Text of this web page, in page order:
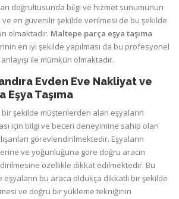
doğrultusunda bilgi ve hizmet sunumunun
ve en güvenilir şekilde verilmesi de bu şekilde
olmaktadır. Maltepe parça eşya taşıma
en iyi şekilde yapılması da bu profesyonel
ile mümkün olmaktadır.
Evden Eve Nakliyat ve
Eşya Taşıma
bir şekilde müşterilerden alan eşyaların
için bilgi ve beceri deneyimine sahip olan
görevlendirilmektedir. Eşyaların
ve yoğunluğuna göre doğru aracın
özellikle dikkat edilmektedir. Bu
eşyaların bu araca oldukça dikkatli bir şekilde
ve doğru bir yükleme tekniğinin